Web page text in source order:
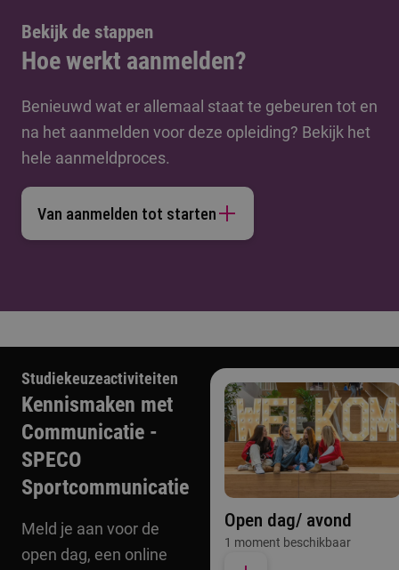
Bekijk de stappen
Hoe werkt aanmelden?
Benieuwd wat er allemaal staat te gebeuren tot en
na het aanmelden voor deze opleiding? Bekijk het
hele aanmeldproces.
Van aanmelden tot starten
Studiekeuzeactiviteiten
Kennismaken met
Communicatie -
SPECO
Sportcommunicatie
Meld je aan voor de
open dag, een online
Open dag/ avond
1 moment beschikbaar